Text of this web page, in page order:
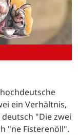
ein Verhältnis,
"Die zwei
"ne Fisterenöll".